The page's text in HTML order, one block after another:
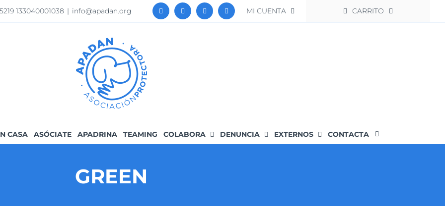
133040001038 | info@apadan.org MI CUENTA CARRITO
CASA ASÓCIATE APADRINA TEAMING COLABORA DENUNCIA EXTERNOS CONTACTA
GREEN